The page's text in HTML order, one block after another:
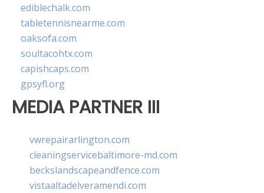
ediblechalk.com
tabletennisnearme.com
oaksofa.com
soultacohtx.com
capishcaps.com
gpsyfl.org
MEDIA PARTNER III
vwrepairarlington.com
cleaningservicebaltimore-md.com
beckslandscapeandfence.com
vistaaltadelveramendi.com